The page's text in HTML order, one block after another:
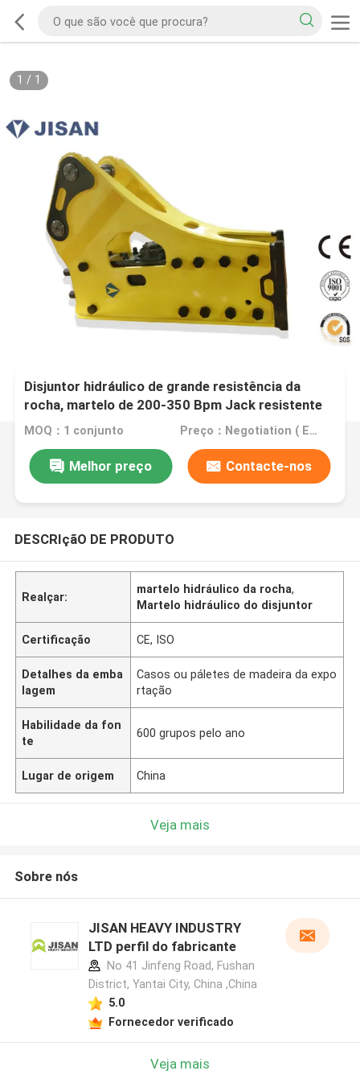
1 / 1
Disjuntor hidráulico de grande resistência da
rocha, martelo de 200-350 Bpm Jack resistente
MOQ：1 conjunto Preço：Negotiation ( EXW , FOB or CIF price )
Melhor preço Contacte-nos
DESCRIçãO DE PRODUTO
Realçar:
martelo hidráulico da rocha,
Martelo hidráulico do disjuntor
Certificação CE, ISO
Detalhes da emba
lagem
Casos ou páletes de madeira da expo
rtação
Habilidade da fon
te
600 grupos pelo ano
Lugar de origem China
Veja mais
Sobre nós
JISAN HEAVY INDUSTRY
LTD perfil do fabricante
No 41 Jinfeng Road, Fushan
District, Yantai City, China ,China
5.0
Fornecedor verificado
Veja mais